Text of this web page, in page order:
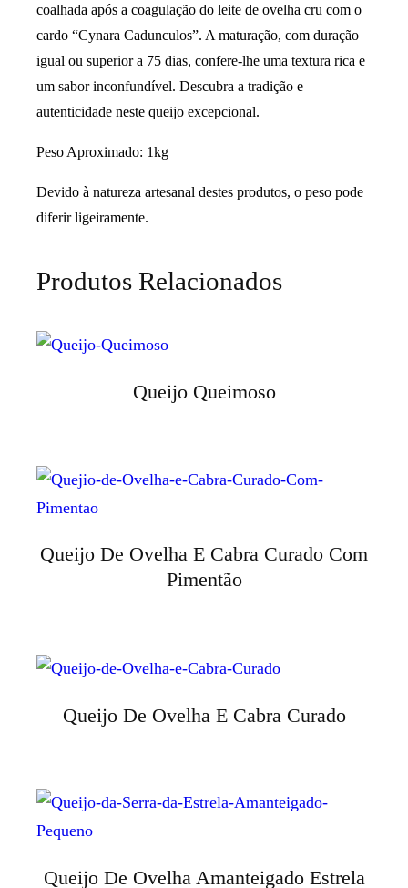
coalhada após a coagulação do leite de ovelha cru com o
cardo “Cynara Cadunculos”. A maturação, com duração
igual ou superior a 75 dias, confere-lhe uma textura rica e
um sabor inconfundível. Descubra a tradição e
autenticidade neste queijo excepcional.
Peso Aproximado: 1kg
Devido à natureza artesanal destes produtos, o peso pode
diferir ligeiramente.
Produtos Relacionados
Queijo Queimoso
Queijo De Ovelha E Cabra Curado Com
Pimentão
Queijo De Ovelha E Cabra Curado
Queijo De Ovelha Amanteigado Estrela